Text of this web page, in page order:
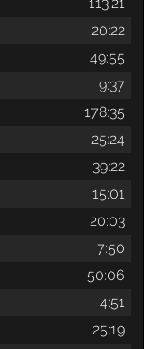
113:21
20:22
49:55
9:37
178:35
25:24
39:22
15:01
20:03
7:50
50:06
4:51
25:19